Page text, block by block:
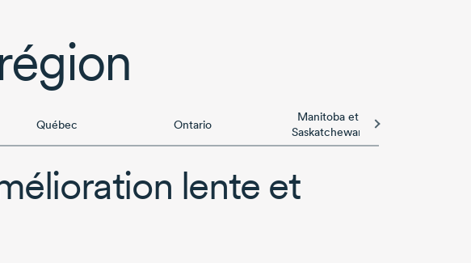
Québec Ontario
Manitoba et
Saskatchewan
lente et